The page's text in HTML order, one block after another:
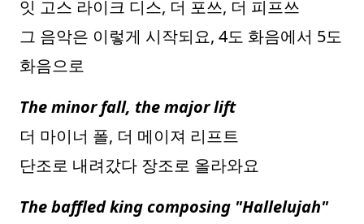
잇 고스 라이크 디스, 더 포쓰, 더 피프쓰
그 음악은 이렇게 시작되요, 4도 화음에서 5도
화음으로
The minor fall, the major lift
더 마이너 폴, 더 메이져 리프트
단조로 내려갔다 장조로 올라와요
The baffled king composing "Hallelujah"